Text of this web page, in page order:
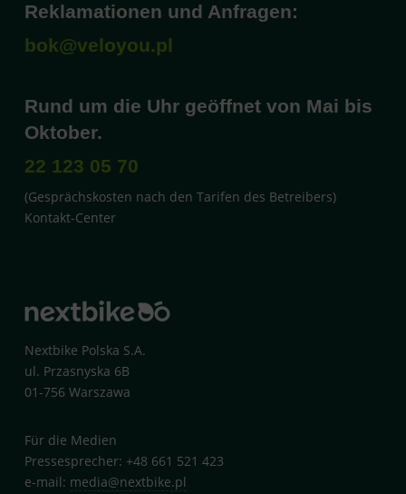
Reklamationen und Anfragen:
bok@veloyou.pl
Rund um die Uhr geöffnet von Mai bis
Oktober.
22 123 05 70
(Gesprächskosten nach den Tarifen des Betreibers)
Kontakt-Center
Nextbike Polska S.A.
ul. Przasnyska 6B
01-756 Warszawa
Für die Medien
Pressesprecher: +48 661 521 423
e-mail: media@nextbike.pl